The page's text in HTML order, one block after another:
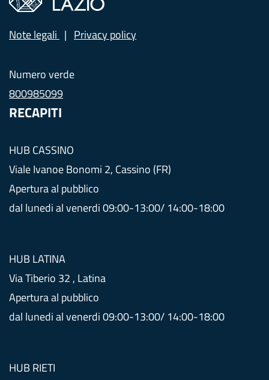
Note legali Privacy policy
Numero verde
800985099
RECAPITI
HUB CASSINO
Viale Ivanoe Bonomi 2, Cassino (FR)
Apertura al pubblico
dal lunedi al venerdi 09:00-13:00/ 14:00-18:00
HUB LATINA
Via Tiberio 32 , Latina
Apertura al pubblico
dal lunedi al venerdi 09:00-13:00/ 14:00-18:00
HUB RIETI